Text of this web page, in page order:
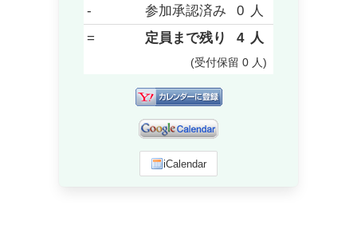
-
参加承認済み 0 人
=
定員まで残り 4 人
(受付保留 0 人)
iCalendar